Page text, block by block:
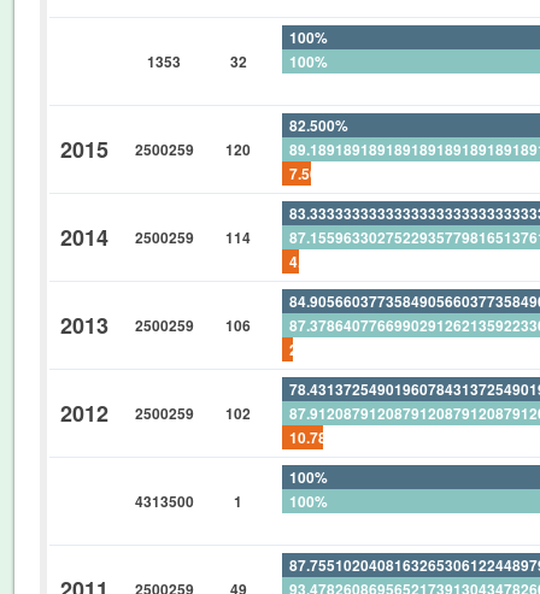
1353 32
100%
100%
2015 2500259 120
82.500%
7.500%
2014 2500259 114
2013 2500259 106
2012 2500259 102
4313500 1
100%
100%
2500259 49